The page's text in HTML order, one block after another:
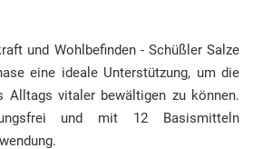
und Wohlbefinden - Schüßler Salze
eine ideale Unterstützung, um die
Alltags vitaler bewältigen zu können.
und mit 12 Basismitteln